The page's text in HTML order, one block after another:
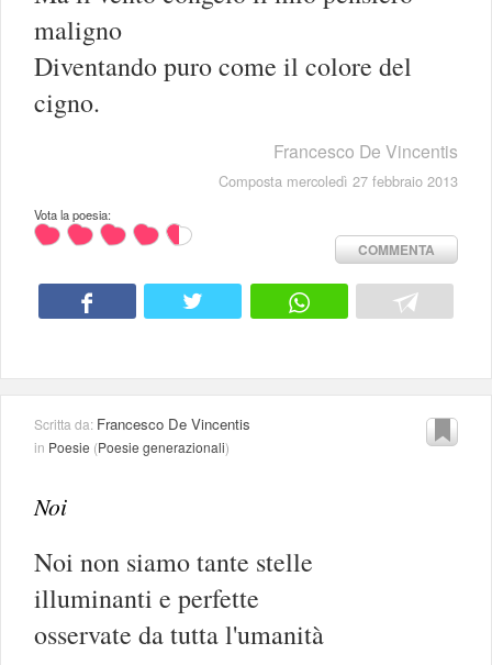
maligno
Diventando puro come il colore del
cigno.
Francesco De Vincentis
Composta mercoledì 27 febbraio 2013
Vota la poesia:
COMMENTA
Scritta da: Francesco De Vincentis
in Poesie (Poesie generazionali)
Noi
Noi non siamo tante stelle
illuminanti e perfette
osservate da tutta l'umanità